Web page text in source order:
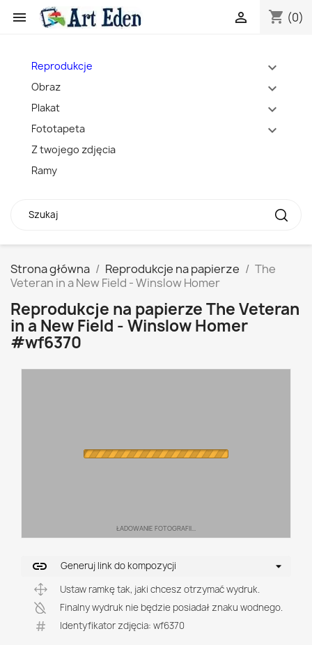
 shopping_cart (0)

expand_more
Reprodukcje
expand_more
Obraz
expand_more
Plakat
expand_more
Fototapeta
Z twojego zdjęcia
Ramy
Strona główna Reprodukcje na papierze
The
Veteran in a New Field - Winslow Homer
Reprodukcje na papierze The Veteran
in a New Field - Winslow Homer
#wf6370
ŁADOWANIE FOTOGRAFII...
link
Generuj link do kompozycji
Ustaw ramkę tak, jaki chcesz otrzymać wydruk.
Finalny wydruk nie będzie posiadał znaku wodnego.
Identyfikator zdjęcia: wf6370